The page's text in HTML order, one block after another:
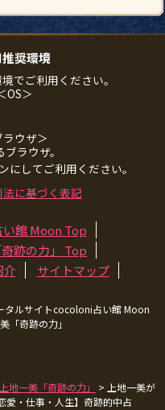
奨環境
でご利用ください。
OS＞
ラウザ＞
ラウザ。
してご利用ください。
に基づく表記
館 Moon Top
跡の力」
Top
介
サイトマップ
タルサイトcocoloni占い館 Moon
「奇跡の力」
上地一美「奇跡の力」
> 上地一美が
愛・仕事・人生】奇跡的中占